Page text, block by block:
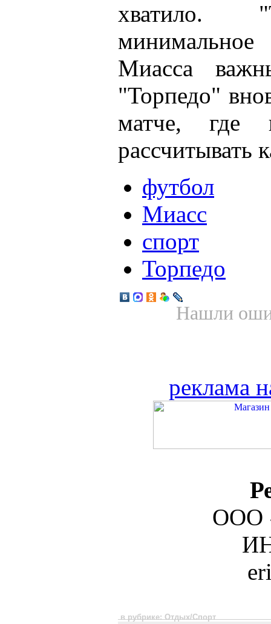
хватило.
Миасса
"Торпедо"
матче, где
футбол
Миасс
спорт
Торпедо
Нашли
реклама
ООО
в рубрике: Отдых/Спорт